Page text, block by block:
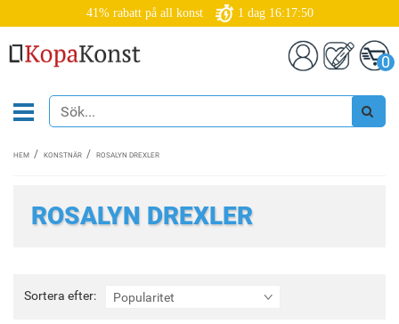
41% rabatt på all konst 1 dag 16:17:50
0
HEM KONSTNÄR ROSALYN DREXLER
ROSALYN DREXLER
Sortera efter: Popularitet
Sortera
efter: